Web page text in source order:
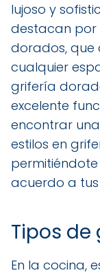
lujoso y
destacan por
dorados, que
cualquier
grifería
excelente
encontrar
estilos en
acuerdo a
Tipos
En la cocina,